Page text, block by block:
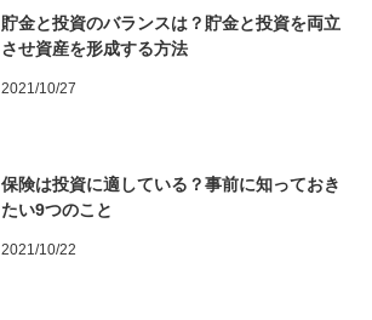
貯金と投資のバランスは？貯金と投資を両立
させ資産を形成する方法
2021/10/27
保険は投資に適している？事前に知っておき
たい9つのこと
2021/10/22